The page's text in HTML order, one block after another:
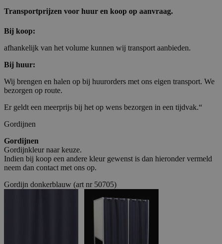
Transportprijzen voor huur en koop op aanvraag.
Bij koop:
afhankelijk van het volume kunnen wij transport aanbieden.
Bij huur:
Wij brengen en halen op bij huurorders met ons eigen transport. We
bezorgen op route.
Er geldt een meerprijs bij het op wens bezorgen in een tijdvak.“
Gordijnen
Gordijnen
Gordijnkleur naar keuze.
Indien bij koop een andere kleur gewenst is dan hieronder vermeld
neem dan contact met ons op.
Gordijn donkerblauw (art nr 50705)